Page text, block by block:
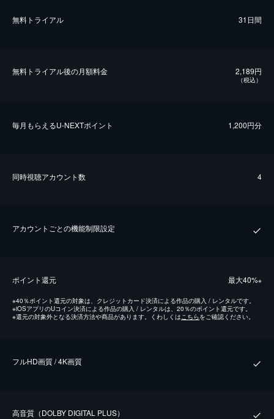
無料トライアル 31日間
無料トライアル後の⽉額料金 2,189円
（税込）
毎⽉もらえるU-NEXTポイント 1,200円分
同時視聴アカウント数 4
アカウントごとの機能制限設定
ポイント還元 最⼤40%※
※40％ポイント還元の対象は、クレジットカード決済による作品の購入 / レンタルです。
※iOSアプリのUコイン決済による作品の購入 / レンタルは、20％のポイント還元です。
※還元の対象外となる決済方法や商品があります。くわしくはこちらをご確認ください。
フルHD画質 / 4K画質
⾼⾳質（DOLBY DIGITAL PLUS）